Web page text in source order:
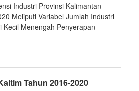
Industri Provinsi Kalimantan
Meliputi Variabel Jumlah Industri
Kecil Menengah Penyerapan
Tahun 2016-2020